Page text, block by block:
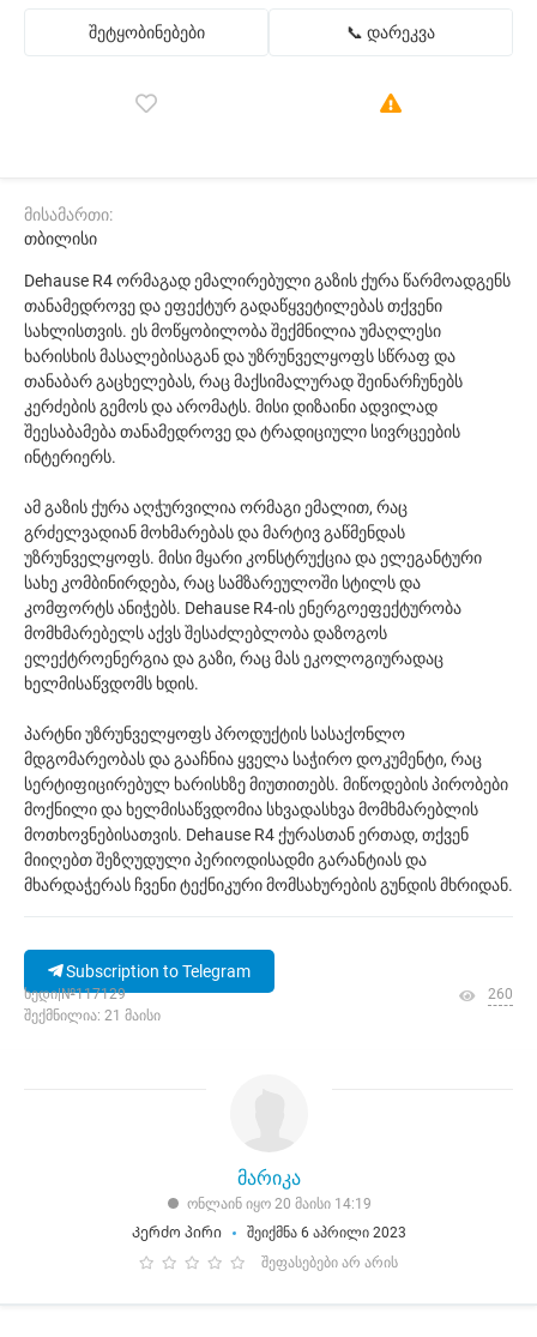
შეტყობინებები 📞 დარეკვა
მისამართი:
თბილისი
Dehause R4 ორმაგად ემალირებული გაზის ქურა წარმოადგენს
თანამედროვე და ეფექტურ გადაწყვეტილებას თქვენი
სახლისთვის. ეს მოწყობილობა შექმნილია უმაღლესი
ხარისხის მასალებისაგან და უზრუნველყოფს სწრაფ და
თანაბარ გაცხელებას, რაც მაქსიმალურად შეინარჩუნებს
კერძების გემოს და არომატს. მისი დიზაინი ადვილად
შეესაბამება თანამედროვე და ტრადიციული სივრცეების
ინტერიერს.
ამ გაზის ქურა აღჭურვილია ორმაგი ემალით, რაც
გრძელვადიან მოხმარებას და მარტივ გაწმენდას
უზრუნველყოფს. მისი მყარი კონსტრუქცია და ელეგანტური
სახე კომბინირდება, რაც სამზარეულოში სტილს და
კომფორტს ანიჭებს. Dehause R4-ის ენერგოეფექტურობა
მომხმარებელს აქვს შესაძლებლობა დაზოგოს
ელექტროენერგია და გაზი, რაც მას ეკოლოგიურადაც
ხელმისაწვდომს ხდის.
პარტნი უზრუნველყოფს პროდუქტის სასაქონლო
მდგომარეობას და გააჩნია ყველა საჭირო დოკუმენტი, რაც
სერტიფიცირებულ ხარისხზე მიუთითებს. მიწოდების პირობები
მოქნილი და ხელმისაწვდომია სხვადასხვა მომხმარებლის
მოთხოვნებისათვის. Dehause R4 ქურასთან ერთად, თქვენ
მიიღებთ შეზღუდული პერიოდისადმი გარანტიას და
მხარდაჭერას ჩვენი ტექნიკური მომსახურების გუნდის მხრიდან.
Subscription to Telegram
ხედი|№117129
შექმნილია: 21 მაისი
260
მარიკა
ონლაინ იყო 20 მაისი 14:19
Კერძო პირი
შეიქმნა 6 აპრილი 2023
შეფასებები არ არის